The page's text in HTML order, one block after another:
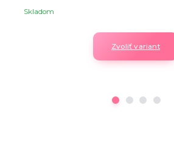
Skladom
Zvoliť variant